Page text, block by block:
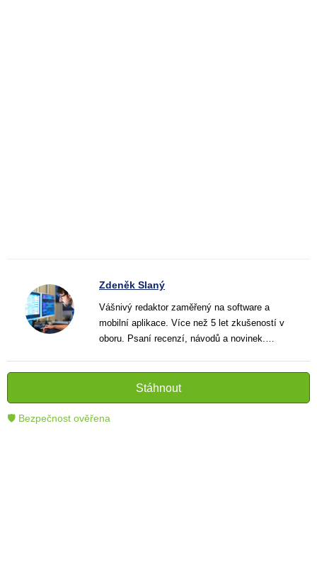
Zdeněk Slaný
Vášnivý redaktor zaměřený na software a
mobilní aplikace. Více než 5 let zkušeností v
oboru. Psaní recenzí, návodů a novinek.
pomáhají čtenářům lépe porozumět a využít
moderní technologie.
Stáhnout
🛡 Bezpečnost ověřena